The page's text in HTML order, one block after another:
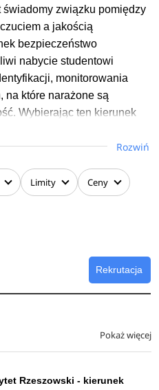
świadomy związku pomiędzy
a jakością
bezpieczeństwo
nabycie studentowi
monitorowania
na które narażone są
Wybierając ten kierunek
tradycyjnej oraz
Rozwiń
Limity Ceny
Rekrutacja
Pokaż więcej
Rzeszowski - kierunek